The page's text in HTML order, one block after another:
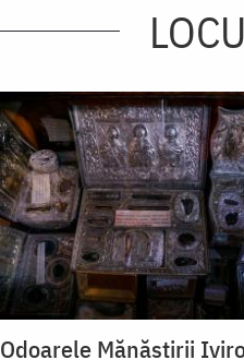
Odoarele Mănăstirii